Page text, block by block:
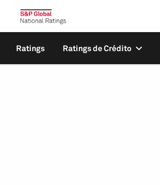
Ratings Ratings de Crédito